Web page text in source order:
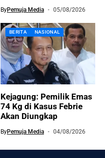
ByPemuja Media 05/08/2026
BERITA NASIONAL
Kejagung: Pemilik Emas
74 Kg di Kasus Febrie
Akan Diungkap
ByPemuja Media 04/08/2026